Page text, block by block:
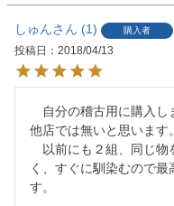
しゅん 1 購入者
投稿日
2018/04/13
自分の稽古用に購入し
他店では無いと思います。
以前にも２組、同じ物
く、すぐに馴染むので
す。